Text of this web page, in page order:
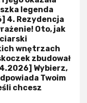
legenda
4. Rezydencja
Oto, jak
wnętrzach
zbudował
Wybierz,
Twoim
chcesz